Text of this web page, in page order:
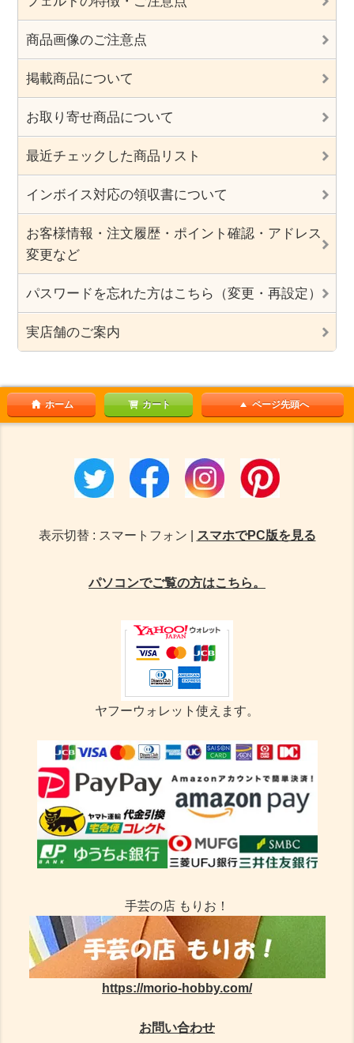
商品画像のご注意点
掲載商品について
お取り寄せ商品について
最近チェックした商品リスト
インボイス対応の領収書について
お客様情報・注文履歴・ポイント確認・アドレス
変更など
パスワードを忘れた方はこちら（変更・再設定）
実店舗のご案内
ホーム カート ページ先頭へ
表示切替 : スマートフォン | スマホでPC版を見る
パソコンでご覧の方はこちら。
ヤフーウォレット使えます。
手芸の店 もりお！
https://morio-hobby.com/
お問い合わせ